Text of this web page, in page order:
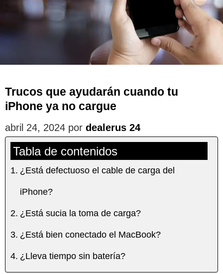
Trucos que ayudarán cuando tu
iPhone ya no cargue
abril 24, 2024 por dealerus 24
Tabla de contenidos
¿Está defectuoso el cable de carga del
iPhone?
¿Está sucia la toma de carga?
¿Está bien conectado el MacBook?
¿Lleva tiempo sin batería?